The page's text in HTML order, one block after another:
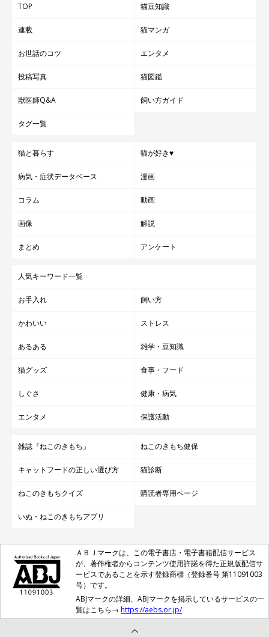
TOP 猫豆知識
連載 猫マンガ
お世話のコツ エンタメ
投稿写真 猫図鑑
獣医師Q&A 飼い方ガイド
タグ一覧
猫と暮らす 猫が好き♥
病気・症状データベース 漫画
コラム 動画
画像 解説
まとめ アンケート
人気キーワード一覧
お手入れ 飼い方
かわいい ストレス
あるある 雑学・豆知識
猫グッズ 食事・フード
しぐさ 健康・病気
エンタメ 保護活動
雑誌『ねこのきもち』 ねこのきもち健保
キャットフードの正しい選び方 猫診断
ねこのきもちクイズ 購読者専用ページ
いぬ・ねこのきもちアプリ
ＡＢＪマークは、この電子書店・電子書籍配信サービス
が、著作権者からコンテンツ使用許諾を得た正規版配信サ
ービスであることを示す登録商標（登録番号 第11091003
号）です。
ABJマークの詳細、ABJマークを掲示しているサービスの一
覧はこちら→ https://aebs.or.jp/